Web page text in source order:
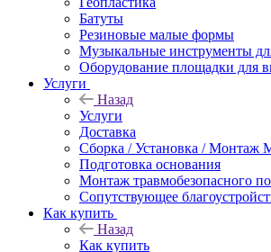
Батуты
Резиновые малые формы
Музыкальные инструменты
Оборудование площадки для
Услуги
Назад
Услуги
Доставка
Сборка / Установка /
Подготовка основания
Монтаж травмобезопасного
Сопутствующее
Как купить
Назад
Как купить